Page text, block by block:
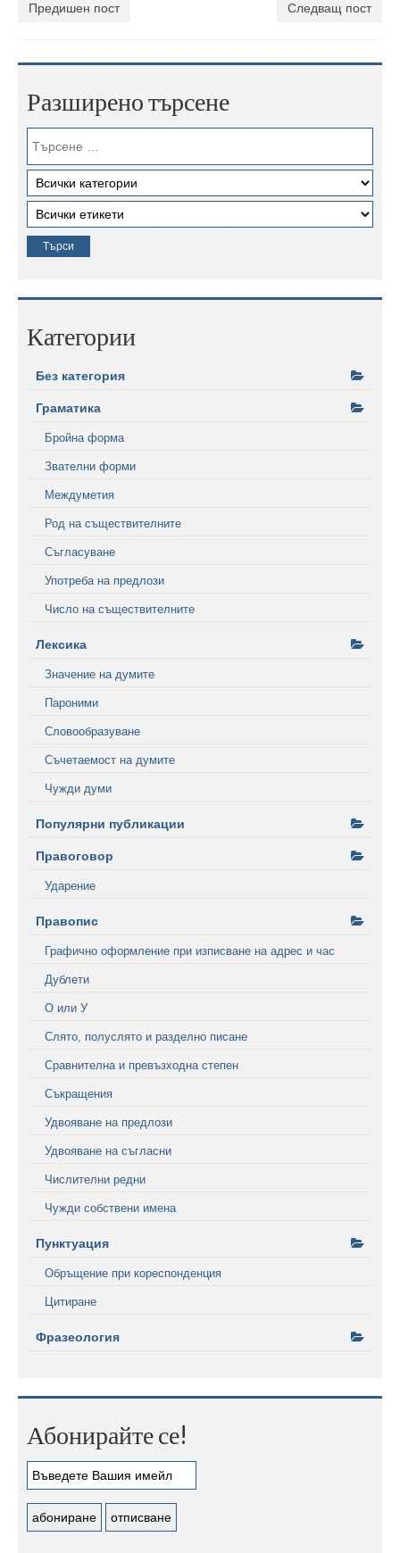
Предишен пост
Следващ пост
Разширено търсене
Категории
Без категория
Граматика
Бройна форма
Звателни форми
Междуметия
Род на съществителните
Съгласуване
Употреба на предлози
Число на съществителните
Лексика
Значение на думите
Пароними
Словообразуване
Съчетаемост на думите
Чужди думи
Популярни публикации
Правоговор
Ударение
Правопис
Графично оформление при изписване на адрес и час
Дублети
О или У
Слято, полуслято и разделно писане
Сравнителна и превъзходна степен
Съкращения
Удвояване на предлози
Удвояване на съгласни
Числителни редни
Чужди собствени имена
Пунктуация
Обръщение при кореспонденция
Цитиране
Фразеология
Абонирайте се!